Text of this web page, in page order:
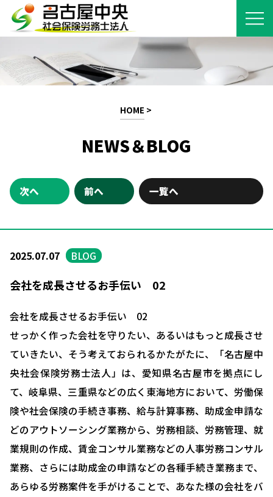
HOME >
NEWS＆BLOG
次へ 前へ 一覧へ
2025.07.07 BLOG
会社を成長させるお手伝い 02
会社を成長させるお手伝い 02
せっかく作った会社を守りたい、あるいはもっと成長させ
ていきたい、そう考えておられるかたがたに、「名古屋中
央社会保険労務士法人」は、愛知県名古屋市を拠点にし
て、岐阜県、三重県などの広く東海地方において、労働保
険や社会保険の手続き事務、給与計算事務、助成金申請な
どのアウトソーシング業務から、労務相談、労務管理、就
業規則の作成、賃金コンサル業務などの人事労務コンサル
業務、さらには助成金の申請などの各種手続き業務まで、
あらゆる労務案件を手がけることで、あなた様の会社をバ